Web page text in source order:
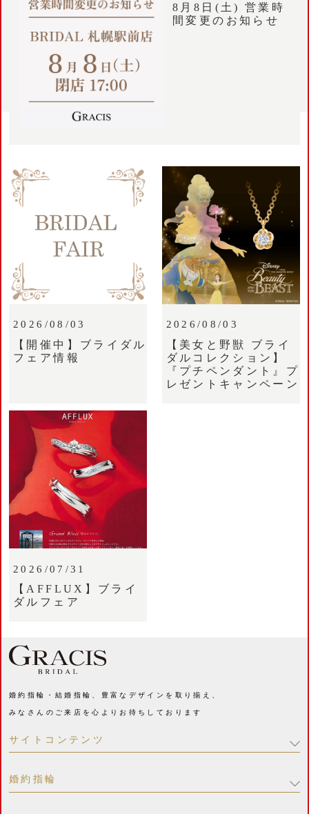
8月8日(土) 営業時
間変更のお知らせ
2026/08/03
【開催中】ブライダル
フェア情報
2026/08/03
【美女と野獣 ブライ
ダルコレクション】
『プチペンダント』プ
レゼントキャンペーン
2026/07/31
【AFFLUX】ブライ
ダルフェア
婚約指輪・結婚指輪、豊富なデザインを取り揃え、
みなさんのご来店を心よりお待ちしております
サイトコンテンツ
婚約指輪